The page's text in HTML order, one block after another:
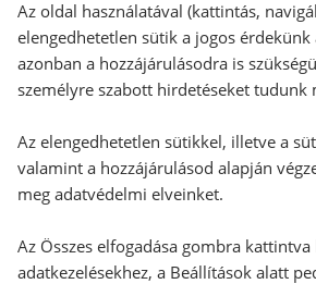
Az oldal használatával (kattintás,
elengedhetetlen sütik a jogos
azonban a hozzájárulásodra is
személyre szabott hirdetéseket tudunk
Az elengedhetetlen sütikkel, illetve a
valamint a hozzájárulásod alapján
meg adatvédelmi elveinket.
Az Összes elfogadása gombra
adatkezelésekhez, a Beállítások alatt